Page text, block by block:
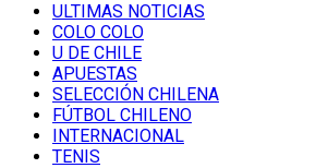
ULTIMAS NOTICIAS
COLO COLO
U DE CHILE
APUESTAS
SELECCIÓN CHILENA
FÚTBOL CHILENO
INTERNACIONAL
TENIS